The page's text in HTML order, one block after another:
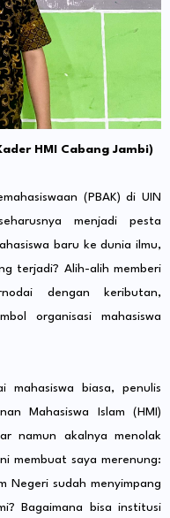
HMI Cabang Jambi)
(PBAK) di UIN
menjadi pesta
baru ke dunia ilmu,
terjadi? Alih-alih memberi
dengan keributan,
organisasi mahasiswa
mahasiswa biasa, penulis
Mahasiswa Islam (HMI)
namun akalnya menolak
membuat saya merenung:
Negeri sudah menyimpang
Bagaimana bisa institusi